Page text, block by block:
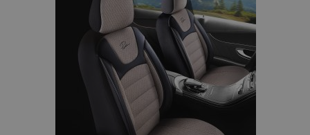
verlanglijst